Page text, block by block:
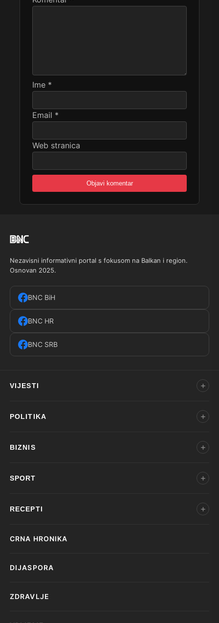
Ime *
Email *
Web stranica
Nezavisni informativni portal s fokusom na Balkan i region.
Osnovan 2025.
BNC BiH
BNC HR
BNC SRB
VIJESTI
POLITIKA
BIZNIS
SPORT
RECEPTI
CRNA HRONIKA
DIJASPORA
ZDRAVLJE